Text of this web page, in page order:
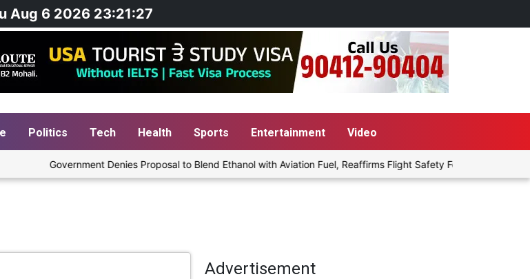
Aug 6 2026 23:21:27
Politics Tech Health Sports Entertainment Video
Government Denies Proposal to Blend Ethanol with Aviation Fuel, Reaffirms Flight Safety Focus
Advertisement